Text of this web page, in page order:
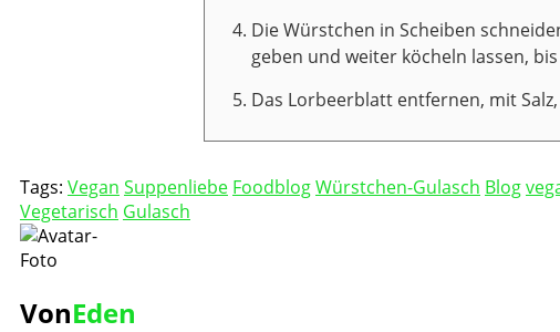
Die Würstchen in Scheiben
geben und weiter köcheln lassen,
Das Lorbeerblatt entfernen, mit
Tags: Vegan Suppenliebe FoodblogWürstchen-Gulasch Blog
Vegetarisch Gulasch
VonEden